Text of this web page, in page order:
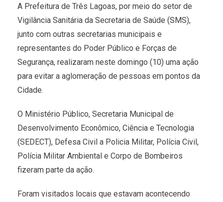
A Prefeitura de Três Lagoas, por meio do setor de
Vigilância Sanitária da Secretaria de Saúde (SMS),
junto com outras secretarias municipais e
representantes do Poder Público e Forças de
Segurança, realizaram neste domingo (10) uma ação
para evitar a aglomeração de pessoas em pontos da
Cidade.
O Ministério Público, Secretaria Municipal de
Desenvolvimento Econômico, Ciência e Tecnologia
(SEDECT), Defesa Civil a Policia Militar, Polícia Civil,
Polícia Militar Ambiental e Corpo de Bombeiros
fizeram parte da ação.
Foram visitados locais que estavam acontecendo